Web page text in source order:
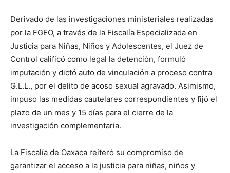
Derivado de las investigaciones ministeriales realizadas
por la FGEO, a través de la Fiscalía Especializada en
Justicia para Niñas, Niños y Adolescentes, el Juez de
Control calificó como legal la detención, formuló
imputación y dictó auto de vinculación a proceso contra
G.L.L., por el delito de acoso sexual agravado. Asimismo,
impuso las medidas cautelares correspondientes y fijó el
plazo de un mes y 15 días para el cierre de la
investigación complementaria.
La Fiscalía de Oaxaca reiteró su compromiso de
garantizar el acceso a la justicia para niñas, niños y